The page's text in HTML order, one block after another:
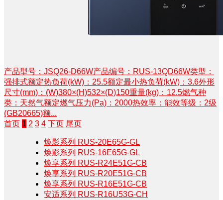
产品型号：JSQ26-D66W产品编号：RUS-13QD66W类型：
强排式额定热负荷(kW)：25.5额定最小热负荷(kW)：3.6外形
尺寸(mm)：(W)380×(H)532×(D)150重量(kg)：12.5燃气种
类：天然气额定燃气压力(Pa)：2000热效率：能效等级：2级
(GB20665)额...
首页 1 2 3 4 下页 尾页
焕影系列 RUS-20E65G-GL
焕影系列 RUS-16E65G-GL
焕享系列 RUS-R24E51G-CB
焕享系列 RUS-R20E51G-CB
焕享系列 RUS-R16E51G-CB
安适系列 RUS-R16U53G-CH